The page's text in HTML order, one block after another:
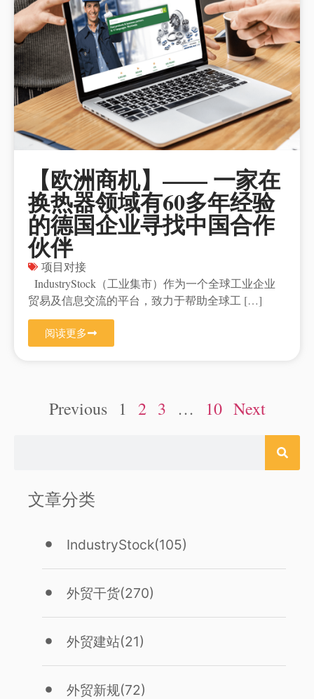
【欧洲商机】—— 一家在
换热器领域有60多年经验
的德国企业寻找中国合作
伙伴
项目对接
IndustryStock（工业集市）作为一个全球工业企业
贸易及信息交流的平台，致力于帮助全球工 […]
阅读更多
Previous 1 2 3 … 10 Next
文章分类
IndustryStock(105)
外贸干货(270)
外贸建站(21)
外贸新规(72)